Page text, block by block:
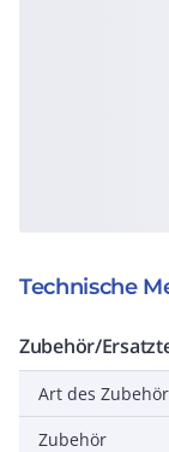
Technische
Zubehör/
Zubehör